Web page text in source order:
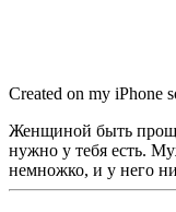
Created on my iPhone
Женщиной быть
нужно у тебя есть.
немножко, и у него